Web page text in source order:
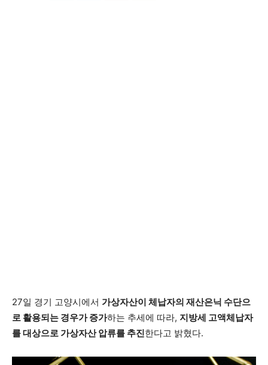
27일 경기 고양시에서 가상자산이 체납자의 재산은닉 수단으
로 활용되는 경우가 증가하는 추세에 따라, 지방세 고액체납자
를 대상으로 가상자산 압류를 추진한다고 밝혔다.